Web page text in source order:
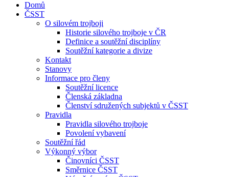
Domů
ČSST
O silovém trojboji
Historie silového trojboje v ČR
Definice a soutěžní disciplíny
Soutěžní kategorie a divize
Kontakt
Stanovy
Informace pro členy
Soutěžní licence
Členská základna
Členství sdružených subjektů v ČSST
Pravidla
Pravidla silového trojboje
Povolení vybavení
Soutěžní řád
Výkonný výbor
Činovníci ČSST
Směrnice ČSST